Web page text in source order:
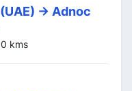
-> Adnoc
kms